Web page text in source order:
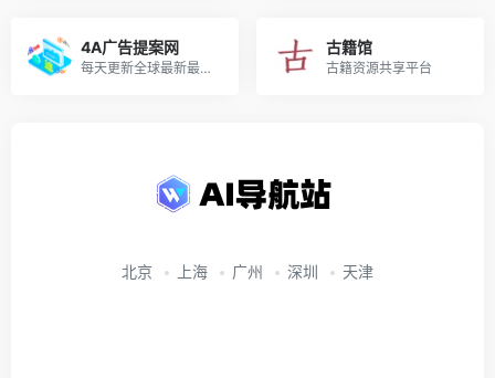
4A广告提案网
每天更新全球最新最热的广告圈资讯、创意；关注新知，广告，文案，创意，策划，设计，艺术，人文...
古籍馆
古籍资源共享平台
北京 上海 广州 深圳 天津